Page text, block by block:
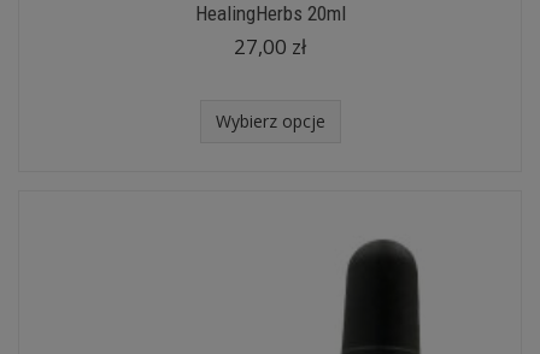
HealingHerbs 20ml
27,00 zł
Wybierz opcje